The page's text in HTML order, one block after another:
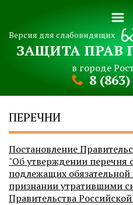
Версия для слабовидящих
ЗАЩИТА ПРАВ
в городе
8
ПЕРЕЧНИ
Постановление
"Об утверждении перечня
подлежащих
признании утратившими
Правительства